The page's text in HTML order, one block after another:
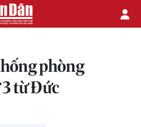
phòng
từ Đức